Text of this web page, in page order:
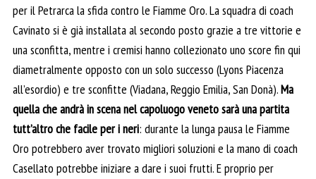
per il Petrarca la sfida contro le Fiamme Oro. La squadra di coach
Cavinato si è già installata al secondo posto grazie a tre vittorie e
una sconfitta, mentre i cremisi hanno collezionato uno score fin qui
diametralmente opposto con un solo successo (Lyons Piacenza
all’esordio) e tre sconfitte (Viadana, Reggio Emilia, San Donà).Ma
quella che andrà in scena nel capoluogo veneto sarà una partita
tutt’altro che facile per i neri: durante la lunga pausa le Fiamme
Oro potrebbero aver trovato migliori soluzioni e la mano di coach
Casellato potrebbe iniziare a dare i suoi frutti. E proprio per